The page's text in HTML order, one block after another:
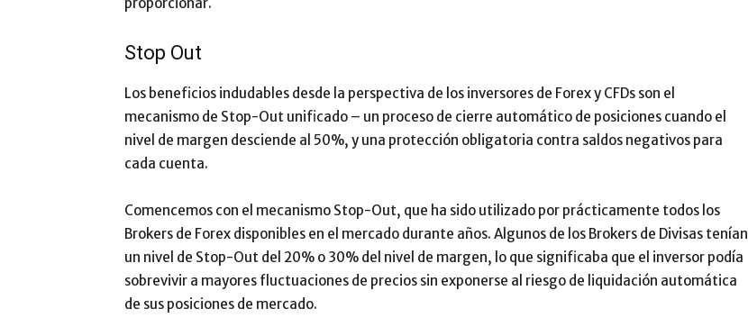
Stop Out
Los beneficios indudables desde la perspectiva de los inversores de Forex y CFDs son el
mecanismo de Stop-Out unificado – un proceso de cierre automático de posiciones cuando el
nivel de margen desciende al 50%, y una protección obligatoria contra saldos negativos para
cada cuenta.
Comencemos con el mecanismo Stop-Out, que ha sido utilizado por prácticamente todos los
Brokers de Forex disponibles en el mercado durante años. Algunos de los Brokers de Divisas tenían
un nivel de Stop-Out del 20% o 30% del nivel de margen, lo que significaba que el inversor podía
sobrevivir a mayores fluctuaciones de precios sin exponerse al riesgo de liquidación automática
de sus posiciones de mercado.